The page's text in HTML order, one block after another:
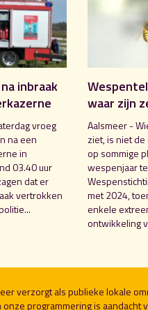
inbraak
vroeg
na een
in
03.40 uur
dat er
vertrokken
waar zijn
Aalsmeer -
ziet, is niet
op sommige
wespenjaar
met 2024,
enkele
ontwikkeling
verzorgt als publieke lokale
onze programmering is